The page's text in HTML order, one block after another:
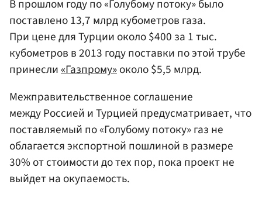
В прошлом году по «Голубому потоку» было
поставлено 13,7 млрд кубометров газа.
При цене для Турции около $400 за 1 тыс.
кубометров в 2013 году поставки по этой трубе
принесли«Газпрому»около $5,5 млрд.
Межправительственное соглашение
между Россией и Турцией предусматривает, что
поставляемый по «Голубому потоку» газ не
облагается экспортной пошлиной в размере
30% от стоимости до тех пор, пока проект не
выйдет на окупаемость.